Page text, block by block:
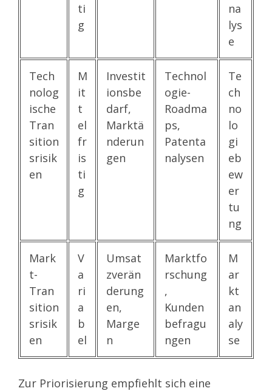
ti
g
na
lys
e
Tech
nolog
ische
Tran
sition
srisik
en
M
it
t
el
fr
is
ti
g
Investit
ionsbe
darf,
Marktä
nderun
gen
Technol
ogie-
Roadma
ps,
Patenta
nalysen
Te
ch
no
lo
gi
eb
ew
er
tu
ng
Mark
t-
Tran
sition
srisik
en
V
a
ri
a
b
el
Umsat
zverän
derung
en,
Marge
n
Marktfo
rschung
,
Kunden
befragu
ngen
M
ar
kt
an
aly
se
Zur Priorisierung empfiehlt sich eine